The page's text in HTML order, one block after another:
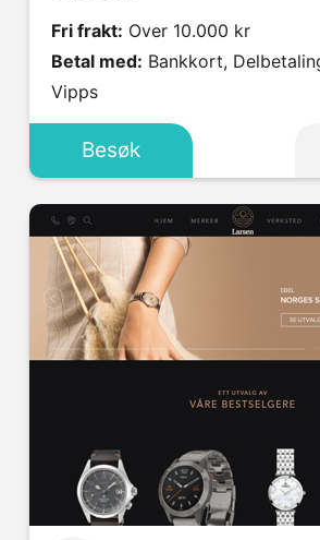
Fri frakt: Over 10.000 kr
Betal med:
Vipps
Besøk